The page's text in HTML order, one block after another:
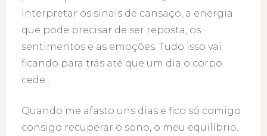
interpretar os sinais de cansaço, a energia
que pode precisar de ser reposta, os
sentimentos e as emoções. Tudo isso vai
ficando para trás até que um dia o corpo
cede…
Quando me afasto uns dias e fico só comigo
consigo recuperar o sono, o meu equilíbrio.